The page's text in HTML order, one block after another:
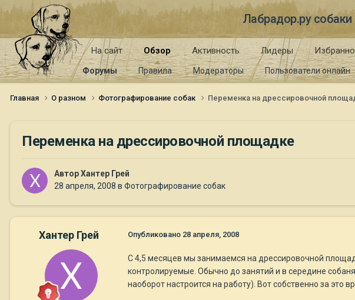
Лабрадор.ру
На сайт Обзор
Форумы Правила Модераторы Пользователи онлайн
Активность Лидеры
Главная О разном Фотографирование собак Переменка на дрессировочной
Переменка на дрессировочной площадке
АвторХантер Грей
28 апреля, 2008 в Фотографирование собак
Хантер Грей Опубликовано 28 апреля, 2008
С 4,5 месяцев мы занимаемся на дрессировочной
контролируемые. Обычно до занятий и в середине
наоборот настроится на работу). Вот собственно за это